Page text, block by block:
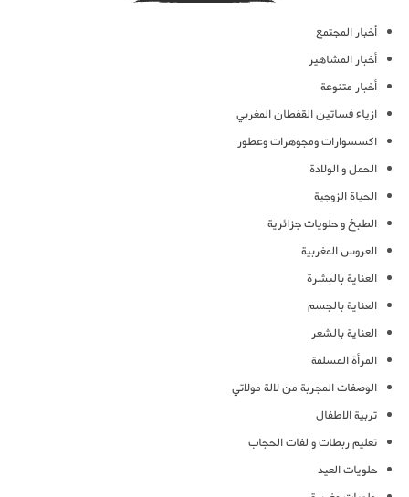
أخبار المجتمع
أخبار المشاهير
أخبار متنوعة
ازياء فساتين القفطان المغربي
اكسسوارات ومجوهرات وعطور
الحمل و الولادة
الحياة الزوجية
الطبخ و حلويات جزائرية
العروس المغربية
العناية بالبشرة
العناية بالجسم
العناية بالشعر
المرأة المسلمة
الوصفات المجربة من لالة مولاتي
تربية الاطفال
تعليم ربطات و لفات الحجاب
حلويات العيد